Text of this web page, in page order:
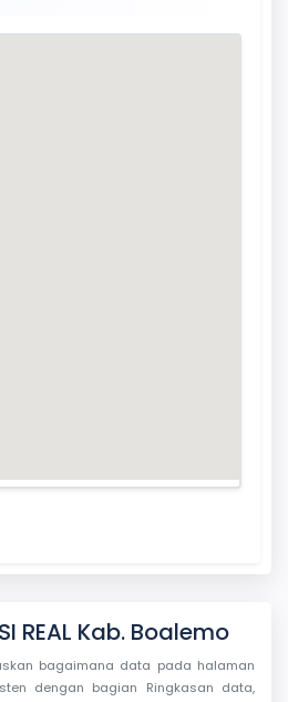
REAL Kab. Boalemo
bagaimana data pada halaman
dengan bagian Ringkasan data,